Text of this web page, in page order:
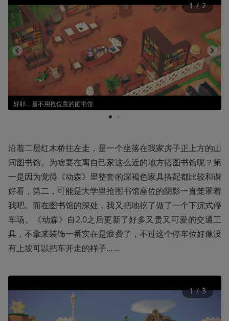
好耶，是不用抢位置的图书馆
1
1 / 2
沿着二层红木桥往左走，是一个坐落在我家房子正上方的山
间图书馆。为啥要在离自己家这么近的地方搭图书馆呢？第
一是因为觉得《动森》里整套的深褐色家具搭配都比较和谐
好看，第二，可能是大学里抢图书馆座位的阴影一直笼罩着
我吧。而在图书馆的深处，我又把地挖了做了一个下沉式停
车场。《动森》自2.0之后更新了好多又贵又可爱的交通工
具，不拿来装饰一番实在是浪费了，不过这个停车位好像没
有上坡可以把车开走的样子……
1 / 3